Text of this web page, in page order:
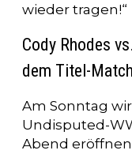
wieder tragen!“
Cody Rhodes
dem Titel-
Am Sonntag
Undisputed-
Abend